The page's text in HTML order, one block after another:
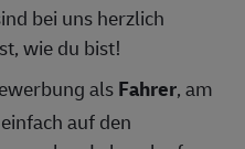
bei uns herzlich
wie du bist!
alsFahrer, am
auf den